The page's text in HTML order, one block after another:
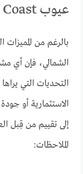
عيوب Smart Island North Coast
بالرغم من المميزات
الشمالي، فإن أي
التحديات التي
الاستثمارية أو
إلى تقييم من قِبل
الملاحظات: